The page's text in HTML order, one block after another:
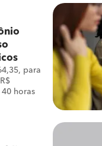
para
horas